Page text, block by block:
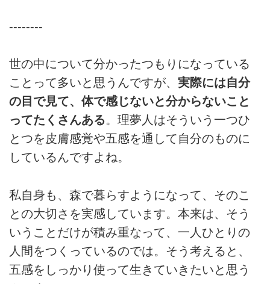
--------
世の中について分かったつもりになっている
ことって多いと思うんですが、 実際には自分
の目で見て、体で感じないと分からないこと
ってたくさんある。理夢人はそういう一つひ
とつを皮膚感覚や五感を通して自分のものに
しているんですよね。
私自身も、森で暮らすようになって、そのこ
との大切さを実感しています。本来は、そう
いうことだけが積み重なって、一人ひとりの
人間をつくっているのでは。そう考えると、
五感をしっかり使って生きていきたいと思う